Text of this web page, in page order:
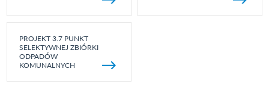
PROJEKT 3.7 PUNKT
SELEKTYWNEJ ZBIÓRKI
ODPADÓW
KOMUNALNYCH